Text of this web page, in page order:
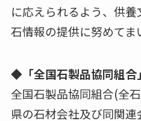
に応えられるよう、供
石情報の提供に努めてま
◆「全国石製品協同組合
全国石製品協同組合(全
県の石材会社及び同関